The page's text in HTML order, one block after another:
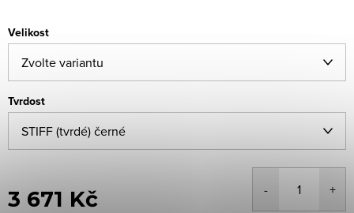
Velikost
Tvrdost
3 671 Kč